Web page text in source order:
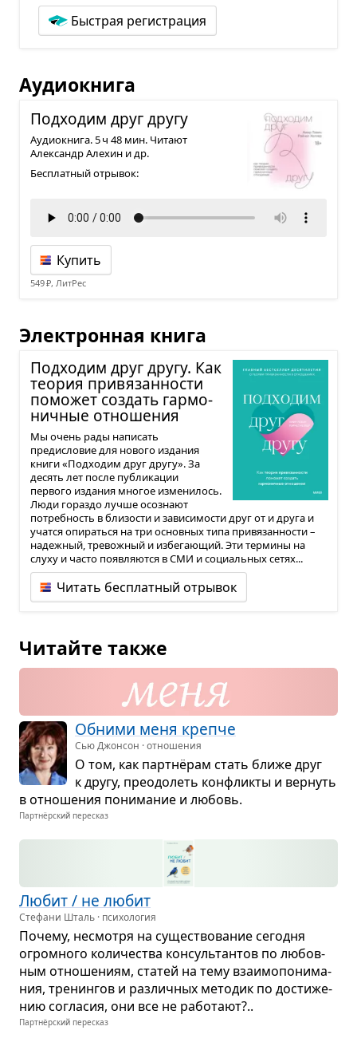
Быстрая регистрация
Аудиокнига
Под­хо­дим друг другу
Аудиокнига. 5 ч 48 мин. Читают
Александр Алехин и др.
Бесплатный отрывок:
Купить
549 ₽, ЛитРес
Электронная книга
Под­хо­дим друг другу. Как
тео­рия при­вя­зан­но­сти
помо­жет создать гар­мо­
нич­ные отно­ше­ния
Мы очень рады написать
предисловие для нового издания
книги «Подходим друг другу». За
десять лет после публикации
первого издания многое изменилось.
Люди гораздо лучше осознают
потребность в близости и зависимости друг от и друга и
учатся опираться на три основных типа привязанности –
надежный, тревожный и избегающий. Эти термины на
слуху и часто появляются в СМИ и социальных сетях...
Читать бесплатный отрывок
Читайте также
Обними меня крепче
Сью Джонсон · отношения
О том, как парт­нёрам стать ближе друг
к другу, пре­одо­леть кон­фликты и вер­нуть
в отно­ше­ния пони­ма­ние и любовь.
Партнёрский пересказ
Любит / не любит
Стефани Шталь · психология
Почему, несмотря на суще­ство­ва­ние сего­дня
огром­ного коли­че­ства кон­суль­тан­тов по любов­
ным отно­ше­ниям, ста­тей на тему вза­и­мо­по­ни­ма­
ния, тре­нин­гов и раз­лич­ных мето­дик по дости­же­
нию согла­сия, они все не рабо­тают?..
Партнёрский пересказ